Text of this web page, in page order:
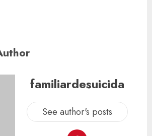
familiardesuicida
See author's posts